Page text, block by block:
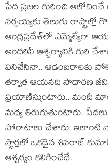
పేద ప్రజల గురించి
నర్సయ్యకు తెలుగు రాష్ట్రాల్లో
ఆంధ్ర‌ప్ర‌దేశ్‌లో ఎమ్మెల్యేగా
అంద‌రినీ ఆశ్చ‌ర్యానికి గురి
ప‌నిచేసినా.. ఆడంబ‌రాల‌కు
త‌ర్వాత ఆయ‌న‌ది సాధార‌ణ
ప్ర‌యాణిస్తుంటారు.. మందీ
మ‌ధ్య తిరుగుతుంటారు.
పోరాటాలు చేశారు. ఇలాంటి
స్టార్ల‌లో ఒక‌డైన‌ శివ‌రాజ్
ఆశ్చ‌ర్యం క‌లిగించేదే.